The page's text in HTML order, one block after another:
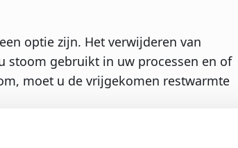
optie zijn. Het verwijderen van
stoom gebruikt in uw processen en of
moet u de vrijgekomen restwarmte